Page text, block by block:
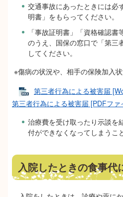
交通事故にあったときには必
明書」をもらってください。
「事故証明書」「資格確認
のうえ、国保の窓口で「第三
してください。
※傷病の状況や、相手の保険加入状
第三者行為による被害届
第三者行為による被害届 [PDFファ
治療費を受け取ったり示談を
付ができなくなってしまうこ
入院したときの食事代